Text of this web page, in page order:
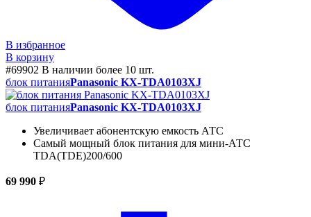
В избранное
В корзину
#69902 В наличии более 10 шт.
блок питанияPanasonic KX-TDA0103XJ
блок питанияPanasonic KX-TDA0103XJ
Увеличивает абонентскую емкость АТС
Самый мощный блок питания для мини-АТС
TDA(TDE)200/600
69 990 ₽